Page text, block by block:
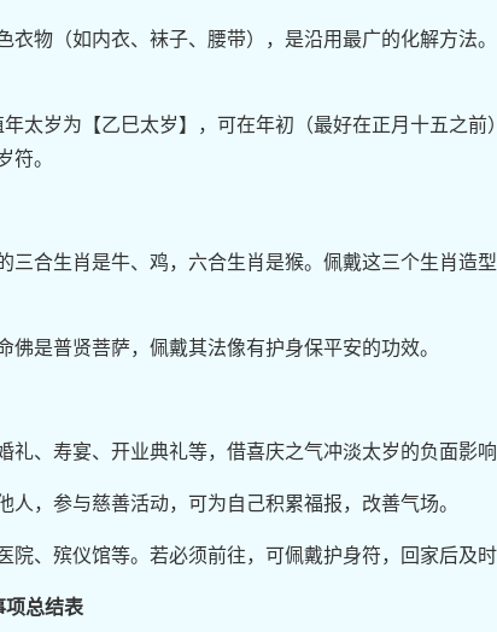
衣物（如内衣、袜子、腰带），是沿用最广的化解方法
太岁为【乙巳太岁】，可在年初（最好在正月十五之前
符。
三合生肖是牛、鸡，六合生肖是猴。佩戴这三个生肖造
佛是普贤菩萨，佩戴其法像有护身保平安的功效。
礼、寿宴、开业典礼等，借喜庆之气冲淡太岁的负面影响
人，参与慈善活动，可为自己积累福报，改善气场。
院、殡仪馆等。若必须前往，可佩戴护身符，回家后及时
总结表